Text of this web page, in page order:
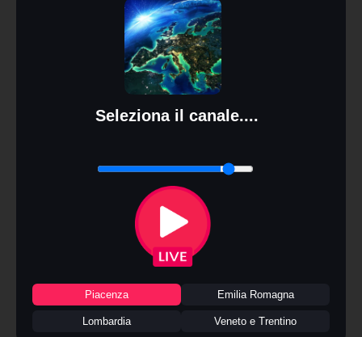
Seleziona il canale....
Piacenza Emilia Romagna
Lombardia Veneto e Trentino